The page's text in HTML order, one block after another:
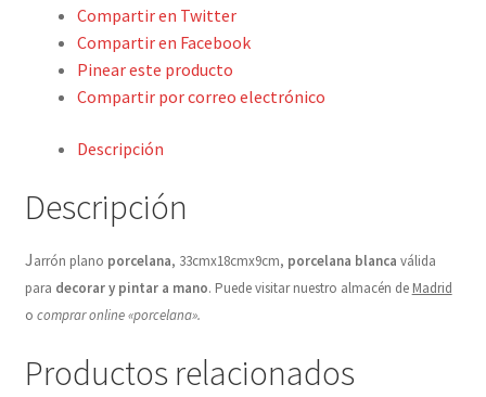
Muebles
Detalles ceremonia, regalo publicitario, promocional
Compartir en Twitter
Compartir en Facebook
Pinear este producto
Compartir por correo electrónico
Descripción
Descripción
Jarrón plano porcelana, 33cmx18cmx9cm, porcelana blanca válida
para decorar y pintar a mano. Puede visitar nuestro almacén de Madrid
o comprar online «porcelana».
Productos relacionados